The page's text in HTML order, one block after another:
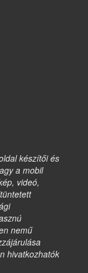
készítői és
a mobil
videó,
nemű
hivatkozhatók